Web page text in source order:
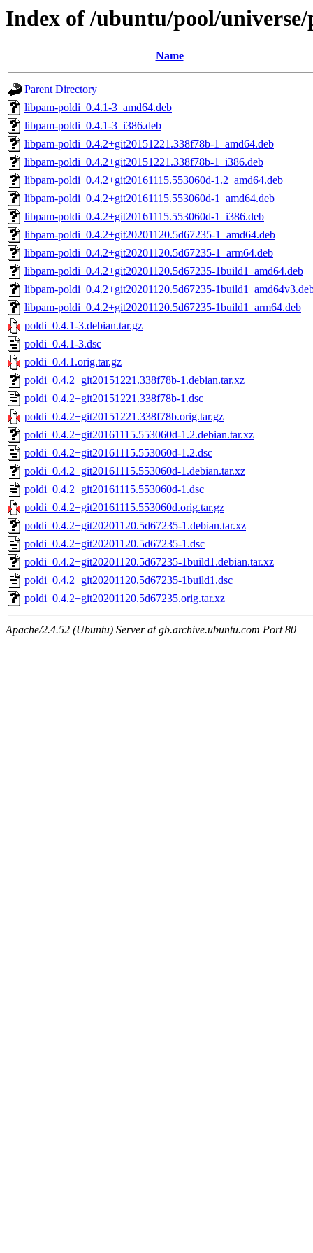
Index of /ubuntu/pool/
Name
Parent Directory
libpam-poldi_0.4.1-3_amd64.deb
libpam-poldi_0.4.1-3_i386.deb
libpam-poldi_0.4.2+git20151221.338f78b-1_amd64.deb
libpam-poldi_0.4.2+git20151221.338f78b-1_i386.deb
libpam-poldi_0.4.2+git20161115.553060d-1.2_amd64.deb
libpam-poldi_0.4.2+git20161115.553060d-1_amd64.deb
libpam-poldi_0.4.2+git20161115.553060d-1_i386.deb
libpam-poldi_0.4.2+git20201120.5d67235-1_amd64.deb
libpam-poldi_0.4.2+git20201120.5d67235-1_arm64.deb
libpam-poldi_0.4.2+git20201120.5d67235-1build1_amd64.deb
libpam-poldi_0.4.2+git20201120.5d67235-
libpam-poldi_0.4.2+git20201120.5d67235-1build1_arm64.deb
poldi_0.4.1-3.debian.tar.gz
poldi_0.4.1-3.dsc
poldi_0.4.1.orig.tar.gz
poldi_0.4.2+git20151221.338f78b-1.debian.tar.xz
poldi_0.4.2+git20151221.338f78b-1.dsc
poldi_0.4.2+git20151221.338f78b.orig.tar.gz
poldi_0.4.2+git20161115.553060d-1.2.debian.tar.xz
poldi_0.4.2+git20161115.553060d-1.2.dsc
poldi_0.4.2+git20161115.553060d-1.debian.tar.xz
poldi_0.4.2+git20161115.553060d-1.dsc
poldi_0.4.2+git20161115.553060d.orig.tar.gz
poldi_0.4.2+git20201120.5d67235-1.debian.tar.xz
poldi_0.4.2+git20201120.5d67235-1.dsc
poldi_0.4.2+git20201120.5d67235-1build1.debian.tar.xz
poldi_0.4.2+git20201120.5d67235-1build1.dsc
poldi_0.4.2+git20201120.5d67235.orig.tar.xz
Apache/2.4.52 (Ubuntu) Server at gb.archive.ubuntu.com Port 80